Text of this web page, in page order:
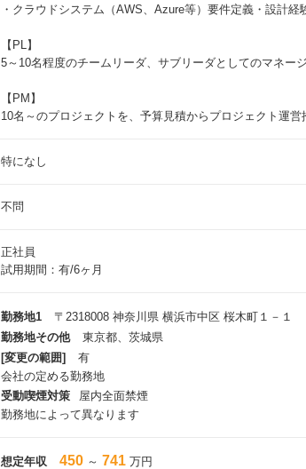
・クラウドシステム（AWS、Azure等）要件定義・設計経
【PL】
5～10名程度のチームリーダ、サブリーダとしてのマネー
【PM】
10名～のプロジェクトを、予算見積からプロジェクト運
特になし
不問
正社員
試用期間：有/6ヶ月
勤務地1
〒2318008 神奈川県 横浜市中区 桜木町１－１
勤務地その他
東京都、茨城県
[変更の範囲]
有
会社の定める勤務地
受動喫煙対策
屋内全面禁煙
勤務地によって異なります
想定年収 450 ～ 741 万円